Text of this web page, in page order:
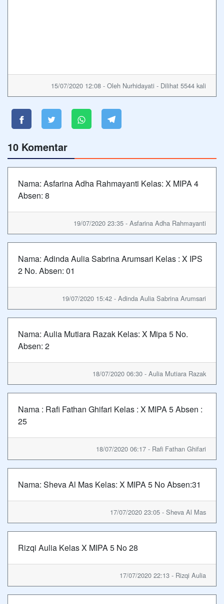
15/07/2020 12:08 - Oleh Nurhidayati - Dilihat 5544 kali
10 Komentar
Nama: Asfarina Adha Rahmayanti Kelas: X MIPA 4
Absen: 8
19/07/2020 23:35 - Asfarina Adha Rahmayanti
Nama: Adinda Aulia Sabrina Arumsari Kelas : X IPS
2 No. Absen: 01
19/07/2020 15:42 - Adinda Aulia Sabrina Arumsari
Nama: Aulia Mutiara Razak Kelas: X Mipa 5 No.
Absen: 2
18/07/2020 06:30 - Aulia Mutiara Razak
Nama : Rafi Fathan Ghifari Kelas : X MIPA 5 Absen :
25
18/07/2020 06:17 - Rafi Fathan Ghifari
Nama: Sheva Al Mas Kelas: X MIPA 5 No Absen:31
17/07/2020 23:05 - Sheva Al Mas
Rizqi Aulia Kelas X MIPA 5 No 28
17/07/2020 22:13 - Rizqi Aulia